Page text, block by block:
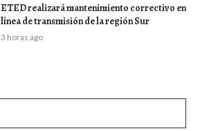
ETED realizará mantenimiento correctivo en
línea de transmisión de la región Sur
3 horas ago